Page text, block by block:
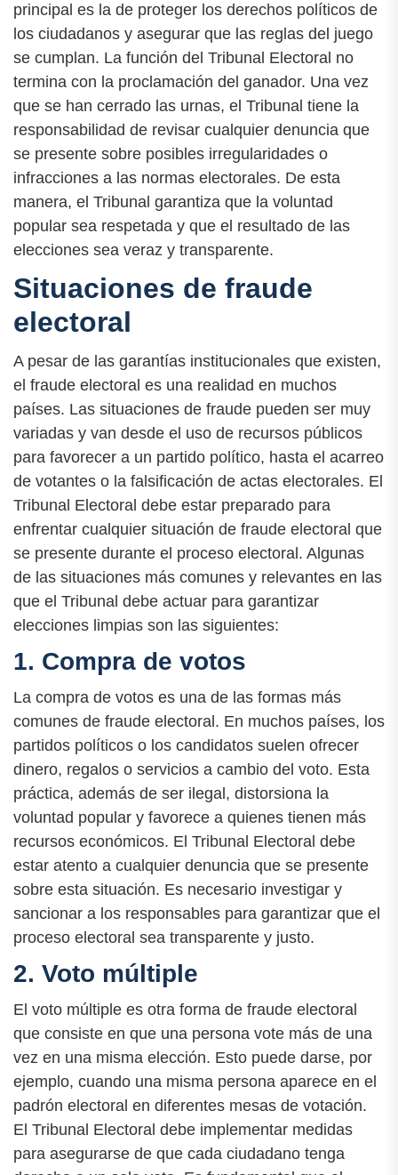
principal es la de proteger los derechos políticos de
los ciudadanos y asegurar que las reglas del juego
se cumplan. La función del Tribunal Electoral no
termina con la proclamación del ganador. Una vez
que se han cerrado las urnas, el Tribunal tiene la
responsabilidad de revisar cualquier denuncia que
se presente sobre posibles irregularidades o
infracciones a las normas electorales. De esta
manera, el Tribunal garantiza que la voluntad
popular sea respetada y que el resultado de las
elecciones sea veraz y transparente.
Situaciones de fraude
electoral
A pesar de las garantías institucionales que existen,
el fraude electoral es una realidad en muchos
países. Las situaciones de fraude pueden ser muy
variadas y van desde el uso de recursos públicos
para favorecer a un partido político, hasta el acarreo
de votantes o la falsificación de actas electorales. El
Tribunal Electoral debe estar preparado para
enfrentar cualquier situación de fraude electoral que
se presente durante el proceso electoral. Algunas
de las situaciones más comunes y relevantes en las
que el Tribunal debe actuar para garantizar
elecciones limpias son las siguientes:
1. Compra de votos
La compra de votos es una de las formas más
comunes de fraude electoral. En muchos países, los
partidos políticos o los candidatos suelen ofrecer
dinero, regalos o servicios a cambio del voto. Esta
práctica, además de ser ilegal, distorsiona la
voluntad popular y favorece a quienes tienen más
recursos económicos. El Tribunal Electoral debe
estar atento a cualquier denuncia que se presente
sobre esta situación. Es necesario investigar y
sancionar a los responsables para garantizar que el
proceso electoral sea transparente y justo.
2. Voto múltiple
El voto múltiple es otra forma de fraude electoral
que consiste en que una persona vote más de una
vez en una misma elección. Esto puede darse, por
ejemplo, cuando una misma persona aparece en el
padrón electoral en diferentes mesas de votación.
El Tribunal Electoral debe implementar medidas
para asegurarse de que cada ciudadano tenga